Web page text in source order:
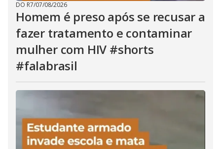
DO R7/07/08/2026
Homem é preso após se recusar a
fazer tratamento e contaminar
mulher com HIV #shorts
#falabrasil